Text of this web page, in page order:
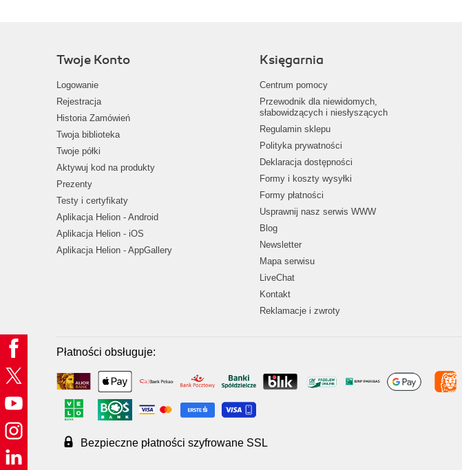
Twoje Konto
Logowanie
Rejestracja
Historia Zamówień
Twoja biblioteka
Twoje półki
Aktywuj kod na produkty
Prezenty
Testy i certyfikaty
Aplikacja Helion - Android
Aplikacja Helion - iOS
Aplikacja Helion - AppGallery
Księgarnia
Centrum pomocy
Przewodnik dla niewidomych,
słabowidzących i niesłyszących
Regulamin sklepu
Polityka prywatności
Deklaracja dostępności
Formy i koszty wysyłki
Formy płatności
Usprawnij nasz serwis WWW
Blog
Newsletter
Mapa serwisu
LiveChat
Kontakt
Reklamacje i zwroty
Płatności obsługuje:
Bezpieczne płatności szyfrowane SSL